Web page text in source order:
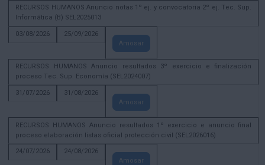
RECURSOS HUMANOS Anuncio notas 1º ej. y convocatoria 2º ej. Tec. Sup.
Informática (B) SEL2025013
03/08/2026
25/09/2026
Amosar
RECURSOS HUMANOS Anuncio resultados 3º exercicio e finalización
proceso Tec. Sup. Economía (SEL2024007)
31/07/2026
31/08/2026
Amosar
RECURSOS HUMANOS Anuncio resultados 1º exercicio e anuncio final
proceso elaboración listas oficial protección civil (SEL2026016)
24/07/2026
24/08/2026
Amosar